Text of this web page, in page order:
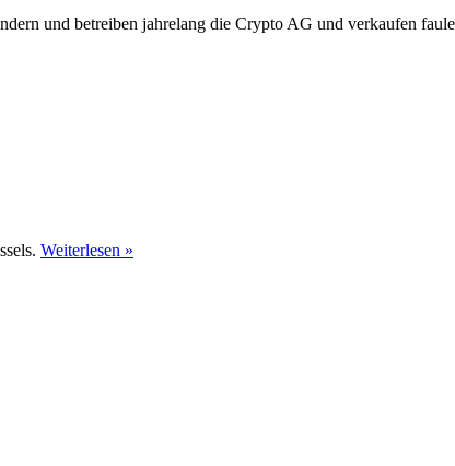
und betreiben jahrelang die Crypto AG und verkaufen
Weiterlesen »